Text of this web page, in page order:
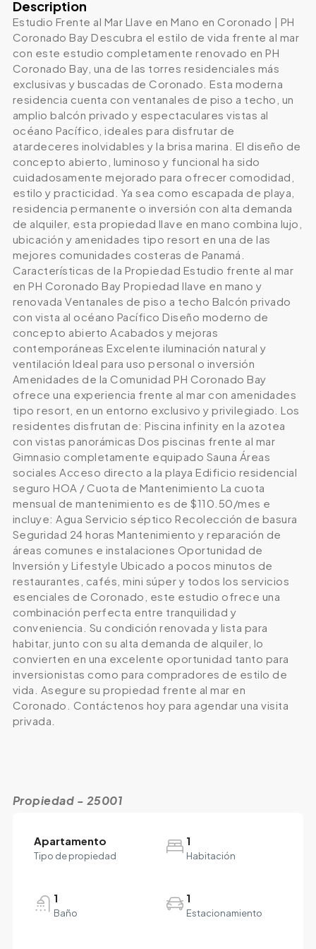
Description
Estudio Frente al Mar Llave en Mano en Coronado | PH
Coronado Bay Descubra el estilo de vida frente al mar
con este estudio completamente renovado en PH
Coronado Bay, una de las torres residenciales más
exclusivas y buscadas de Coronado. Esta moderna
residencia cuenta con ventanales de piso a techo, un
amplio balcón privado y espectaculares vistas al
océano Pacífico, ideales para disfrutar de
atardeceres inolvidables y la brisa marina. El diseño de
concepto abierto, luminoso y funcional ha sido
cuidadosamente mejorado para ofrecer comodidad,
estilo y practicidad. Ya sea como escapada de playa,
residencia permanente o inversión con alta demanda
de alquiler, esta propiedad llave en mano combina lujo,
ubicación y amenidades tipo resort en una de las
mejores comunidades costeras de Panamá.
Características de la Propiedad Estudio frente al mar
en PH Coronado Bay Propiedad llave en mano y
renovada Ventanales de piso a techo Balcón privado
con vista al océano Pacífico Diseño moderno de
concepto abierto Acabados y mejoras
contemporáneas Excelente iluminación natural y
ventilación Ideal para uso personal o inversión
Amenidades de la Comunidad PH Coronado Bay
ofrece una experiencia frente al mar con amenidades
tipo resort, en un entorno exclusivo y privilegiado. Los
residentes disfrutan de: Piscina infinity en la azotea
con vistas panorámicas Dos piscinas frente al mar
Gimnasio completamente equipado Sauna Áreas
sociales Acceso directo a la playa Edificio residencial
seguro HOA / Cuota de Mantenimiento La cuota
mensual de mantenimiento es de $110.50/mes e
incluye: Agua Servicio séptico Recolección de basura
Seguridad 24 horas Mantenimiento y reparación de
áreas comunes e instalaciones Oportunidad de
Inversión y Lifestyle Ubicado a pocos minutos de
restaurantes, cafés, mini súper y todos los servicios
esenciales de Coronado, este estudio ofrece una
combinación perfecta entre tranquilidad y
conveniencia. Su condición renovada y lista para
habitar, junto con su alta demanda de alquiler, lo
convierten en una excelente oportunidad tanto para
inversionistas como para compradores de estilo de
vida. Asegure su propiedad frente al mar en
Coronado. Contáctenos hoy para agendar una visita
privada.
Propiedad - 25001
Apartamento
Tipo de propiedad
1
Habitación
1
Baño
1
Estacionamiento